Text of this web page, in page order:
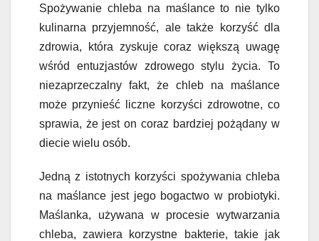
Spożywanie chleba na maślance to nie tylko
kulinarna przyjemność, ale także korzyść dla
zdrowia, która zyskuje coraz większą uwagę
wśród entuzjastów zdrowego stylu życia. To
niezaprzeczalny fakt, że chleb na maślance
może przynieść liczne korzyści zdrowotne, co
sprawia, że jest on coraz bardziej pożądany w
diecie wielu osób.
Jedną z istotnych korzyści spożywania chleba
na maślance jest jego bogactwo w probiotyki.
Maślanka, używana w procesie wytwarzania
chleba, zawiera korzystne bakterie, takie jak